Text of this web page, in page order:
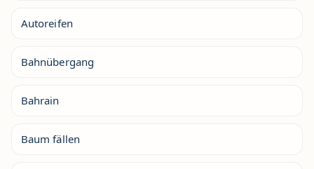
Autoreifen
Bahnübergang
Bahrain
Baum fällen